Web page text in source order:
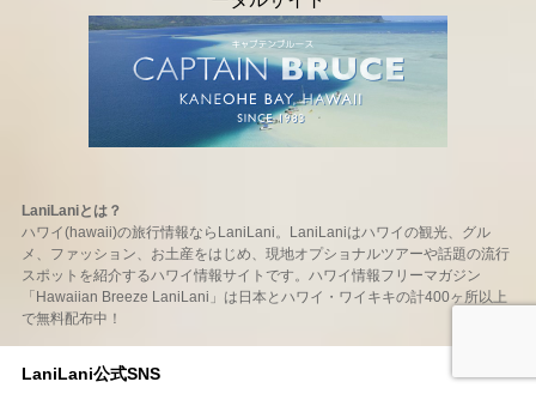
LaniLaniとは？
ハワイ(hawaii)の旅行情報ならLaniLani。LaniLaniはハワイの観光、グル
メ、ファッション、お土産をはじめ、現地オプショナルツアーや話題の流行
スポットを紹介するハワイ情報サイトです。ハワイ情報フリーマガジン
「Hawaiian Breeze LaniLani」は日本とハワイ・ワイキキの計400ヶ所以上
で無料配布中！
LaniLani公式SNS